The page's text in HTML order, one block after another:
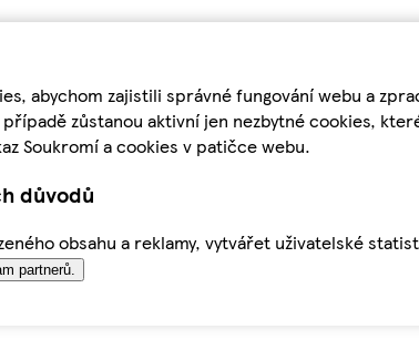
abychom zajistili správné fungování webu a
zůstanou aktivní jen nezbytné cookies,
Soukromí a cookies v patičce webu.
důvodů
obsahu a reklamy, vytvářet uživatelské
partnerů.